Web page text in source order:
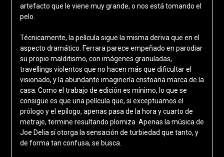
artefacto que le viene muy grande, o nos está tomando el
pelo.
Técnicamente, la película sigue la misma deriva que en el
aspecto dramático. Ferrara parece empeñado en parodiar
su propio malditismo, con imágenes granuladas,
travellings violentos que no hacen más que dificultar el
visionado, y la abundante imaginería cristoana marca de la
casa. Como el trabajo de edición es mínimo, lo que se
consigue es que una película que, si exceptuamos el
prólogo y el epílogo, apenas pasa de la hora y cuarto de
metraje, termine resultando plomiza. Apenas la música de
Joe Delia sí otorga la sensación de turbiedad que tanto, y
de forma tan confusa, se busca.